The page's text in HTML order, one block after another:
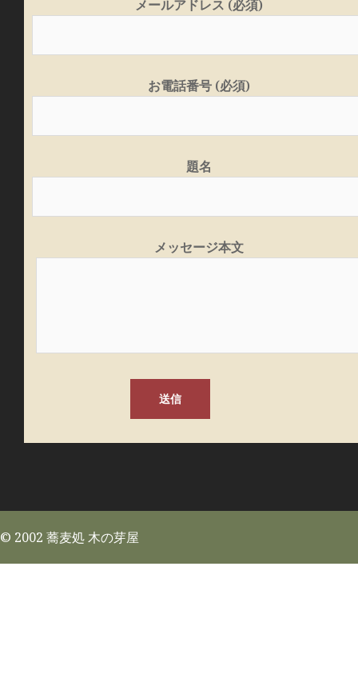
メールアドレス (必須)
お電話番号 (必須)
題名
メッセージ本文
© 2002 蕎麦処 木の芽屋